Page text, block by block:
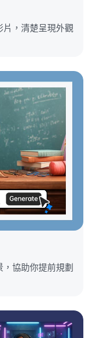
，清楚呈現外觀
協助你提前規劃